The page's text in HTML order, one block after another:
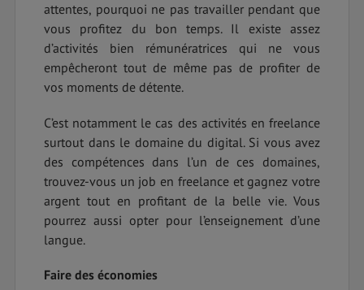
attentes, pourquoi ne pas travailler pendant que
vous profitez du bon temps. Il existe assez
d’activités bien rémunératrices qui ne vous
empêcheront tout de même pas de profiter de
vos moments de détente.
C’est notamment le cas des activités en freelance
surtout dans le domaine du digital. Si vous avez
des compétences dans l’un de ces domaines,
trouvez-vous un job en freelance et gagnez votre
argent tout en profitant de la belle vie. Vous
pourrez aussi opter pour l’enseignement d’une
langue.
Faire des économies